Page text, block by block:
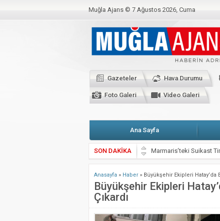
Muğla Ajans © 7 Ağustos 2026, Cuma
BAKANLIKTAN YENİ CORONO GENELGESİ
CHP’Lİ VEKİLLER BAŞKANLARLA KARŞI
Kahramanmaraş Depremi İçin Seferberlik
Valimiz Sayın Dr. İdris Akbıyık’ın 19
Gazeteler Hava Durumu
Foto Galeri Video Galeri
Ana Sayfa
SON DAKİKA
Marmaris’teki Suikast
ATIK KAĞIDIN EL İŞİ
Muğla Valiliği’nden kritik
Emekli Kafe
Anasayfa » Haber » Büyükşehir Ekipleri Hatay’da
Büyükşehir Ekipleri
Çıkardı